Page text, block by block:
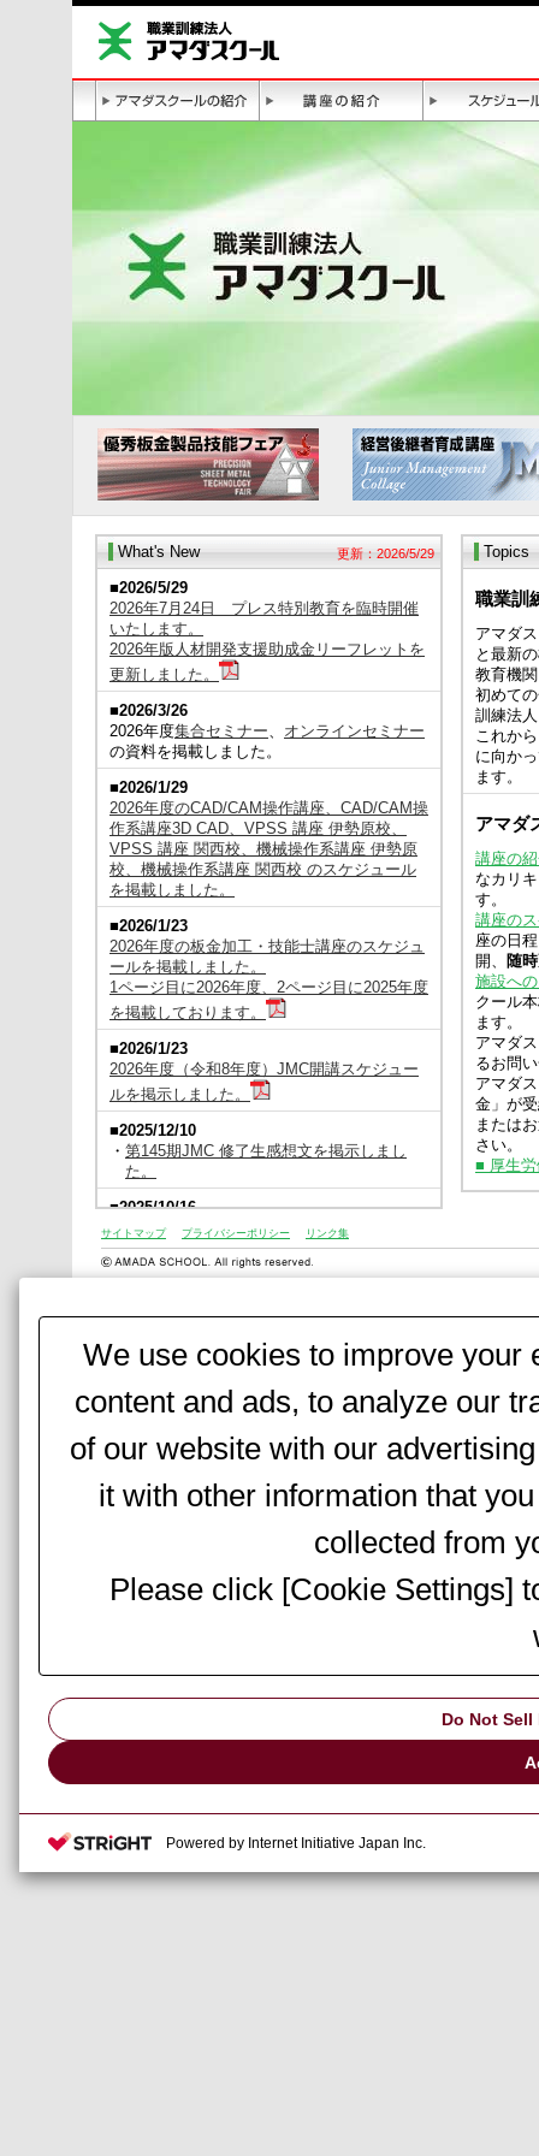
What's New 更新：2026/5/29
■2026/5/29
2026年7月24日 プレス特別教育を臨時開催
いたします。
2026年版人材開発支援助成金リーフレットを
更新しました。
■2026/3/26
2026年度集合セミナー、 オンラインセミナー
の資料を掲載しました。
■2026/1/29
2026年度のCAD/CAM操作講座、CAD/CAM操
作系講座3D CAD、VPSS 講座 伊勢原校、
VPSS 講座 関西校、機械操作系講座 伊勢原
校、機械操作系講座 関西校 のスケジュール
を掲載しました。
■2026/1/23
2026年度の板金加工・技能士講座のスケジュ
ールを掲載しました。
1ページ目に2026年度、2ページ目に2025年度
を掲載しております。
■2026/1/23
2026年度（令和8年度）JMC開講スケジュー
ルを掲示しました。
■2025/12/10
・ 第145期JMC 修了生感想文を掲示しまし
た。
■2025/10/16
2026年度板金総合4カ月コースは4月8日
（火）～8月7日（金）で開講します。
詳細な講座内容は、こちらをご覧ください。
（火）～開講します。
詳細な講座内容は、現在調整中です。
もうしばらくお待ちください。
第145期JMC講座（6月～7月）延期のお知ら
せ
第145期JMC（2025年6月14日開講予定）
は、都合により延期となりました。
・後期：
2025年11月10日(月) ～11月19日(水)
載機への入替に伴い
29日に変更します。
月22日に変更します。
関西校、機械操作系講座のスケジュールを変
7月14～16日のプレスブレーキ実務 HRB講座
Topics
職業訓
アマダ
と最新
教育機
初めて
訓練法
これか
に向か
ます。
アマダ
講座の
なカリ
す。
講座の
座の日
開、
随
施設へ
クール
ます。
アマダ
るお問
アマダ
金」が
または
さい。
■ 厚生
サイトマップ プライバシーポリシー リンク集
We use cookies to improve your
content and ads, to analyze our
of our website with our
it with other information that
collected from
Please click [Cookie Settings]
Do Not
Powered by Internet Initiative Japan Inc.